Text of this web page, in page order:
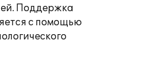
Поддержка
с помощью